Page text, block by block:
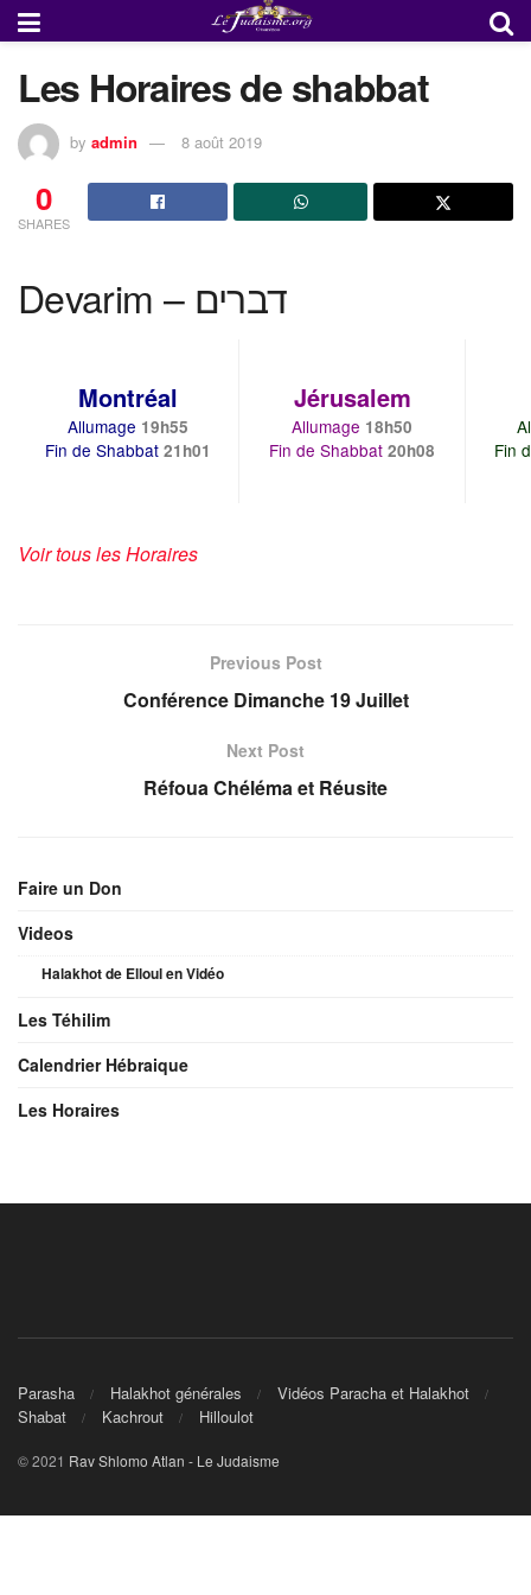
Les Horaires de shabbat
by admin 8 août 2019
0
SHARES
Devarim – דברים
Montréal
Allumage 19h55
Fin de Shabbat 21h01
Jérusalem
Allumage 18h50
Fin de Shabbat 20h08
Fin
Voir tous les Horaires
Previous Post
Conférence Dimanche 19 Juillet
Next Post
Réfoua Chéléma et Réusite
Faire un Don
Videos
Halakhot de Elloul en Vidéo
Les Téhilim
Calendrier Hébraique
Les Horaires
Parasha Halakhot générales
Vidéos Paracha et Halakhot
Shabat
Kachrout Hilloulot
© 2021 Rav Shlomo Atlan - Le Judaisme